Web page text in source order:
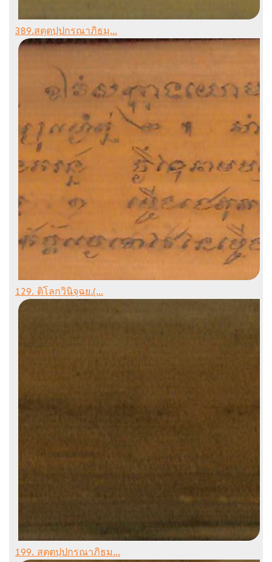
389.สตฺตปฺปกรณาภิธมฺ...
129. ติโลกวินิจฺฉย.(...
199. สตฺตปฺปกรณาภิธม...